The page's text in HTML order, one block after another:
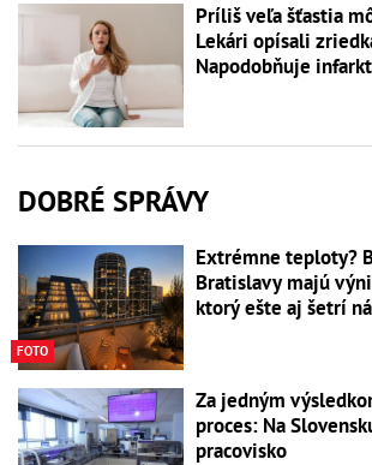
Príliš veľa šťastia
Lekári opísali
Napodobňuje infarkt
DOBRÉ SPRÁVY
FOTO
Extrémne teploty?
Bratislavy majú
ktorý ešte aj šetrí
Za jedným
proces: Na
pracovisko